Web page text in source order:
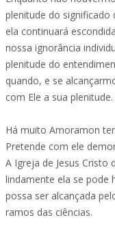
plenitude do significado
ela continuará
nossa ignorância
plenitude do
quando, e se
com Ele a sua plenitude.
Há muito Amoramon
Pretende com ele
A Igreja de Jesus Cristo
lindamente ela se pode
possa ser alcançada
ramos das ciências.